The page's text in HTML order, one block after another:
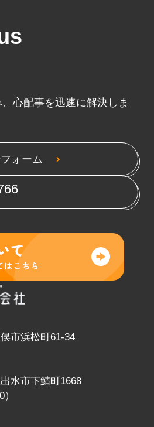
心配事を迅速に解決しま
ォーム
市浜松町61-34
水市下鯖町1668